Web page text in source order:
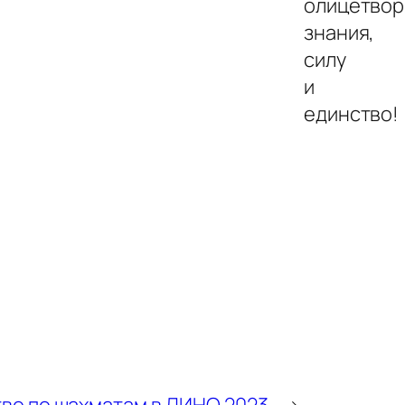
знания,
силу
и
единство!